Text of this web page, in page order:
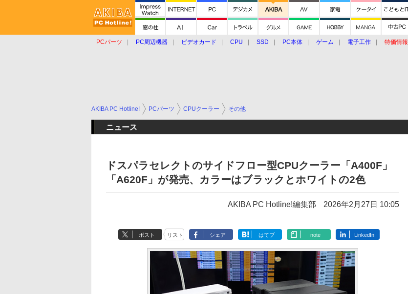
PCパーツ PC周辺機器 ビデオカード CPU SSD PC本体 ゲーム 電子工作 特価情報
AKIBA PC Hotline! PCパーツ CPUクーラー その他
ニュース
ドスパラセレクトのサイドフロー型CPUクーラー「A400F」
「A620F」が発売、カラーはブラックとホワイトの2色
AKIBA PC Hotline!編集部 2026年2月27日 10:05
ポスト リスト シェア はてブ note LinkedIn